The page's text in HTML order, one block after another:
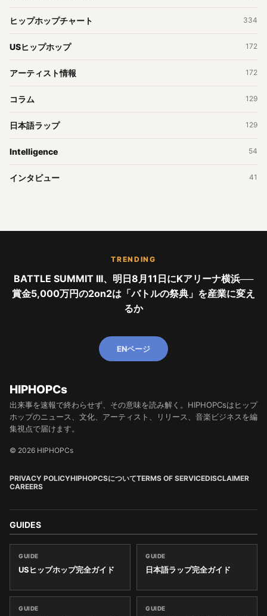
ヒップホップチャート 334
USヒップホップ 172
アーティスト情報 172
コラム 129
日本語ラップ 129
Intelligence 54
インタビュー 41
TRENDING
BATTLE SUMMIT III、明日8月11日にKアリーナ横浜──
賞金5,000万円の2on2は「バトルの祭典」を産業に変え
るか
ENページ
HIPHOPCs
出来事を速報で終わらせず、その意味を読み解く。HIPHOPCsはヒップ
ホップのニュース、文化、アーティスト、リリース、音楽ビジネスを編
集視点で届けます。
© 2026 HIPHOPCs
PRIVACY POLICYHIPHOPCSについてTERMS OF SERVICEDISCLAIMER
CAREERS
GUIDES
GUIDE
USヒップホップ完全ガイド
GUIDE
日本語ラップ完全ガイド
GUIDE GUIDE